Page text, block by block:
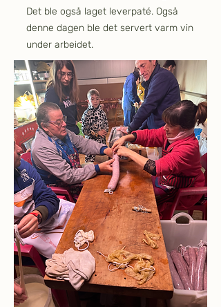
Det ble også laget leverpaté. Også
denne dagen ble det servert varm vin
under arbeidet.